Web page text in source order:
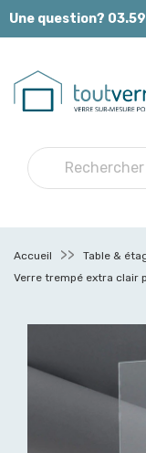
Panneau de gestion
Une question?
Accueil Table &
Verre trempé extra clair